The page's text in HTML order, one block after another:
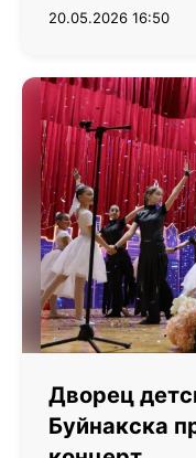
20.05.2026 16:50
Дворец
Буйнакска